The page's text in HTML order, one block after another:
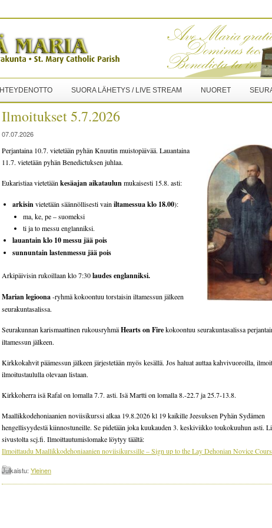
SUORA LÄHETYS / LIVE STREAM NUORET
Ilmoitukset 5.7.2026
07.07.2026
Perjantaina 10.7. vietetään pyhän Knuutin muistopäivää. Lauantaina
11.7. vietetään pyhän Benedictuksen juhlaa.
Eukaristiaa vietetään kesäajan aikataulunmukaisesti 15.8. asti:
arkisinvietetään säännöllisesti vain iltamessua klo 18.00):
ma, ke, pe – suomeksi
ti ja to messu englanniksi.
lauantain klo 10 messu jää pois
sunnuntain lastenmessu jää pois
Arkipäivisin rukoillaan klo 7:30laudes englanniksi.
Marian legioona-ryhmä kokoontuu torstaisin iltamessun jälkeen
seurakuntasalissa.
Seurakunnan karismaattinen rukousryhmäHearts on Firekokoontuu seurakuntasalissa
iltamessun jälkeen.
Kirkkokahvit päämessun jälkeen järjestetään myös kesällä. Jos haluat auttaa kahvivuoroilla,
ilmoitustaululla olevaan listaan.
Kirkkoherra isä Rafal on lomalla 7.7. asti. Isä Martti on lomalla 8.-22.7 ja 25.7-13.8.
Maallikkodehoniaanien noviisikurssi alkaa 19.8.2026 kl 19 kaikille Jeesuksen Pyhän Sydämen
hengellisyydestä kiinnostuneille. Se pidetään joka kuukauden 3. keskiviikko toukokuuhun asti.
sivustolta scj.fi. Ilmoittautumislomake löytyy täältä:
Ilmoittaudu Maallikkodehoniaanien noviisikurssille – Sign up to the Lay Dehonian Novice
Julkaistu: Yleinen